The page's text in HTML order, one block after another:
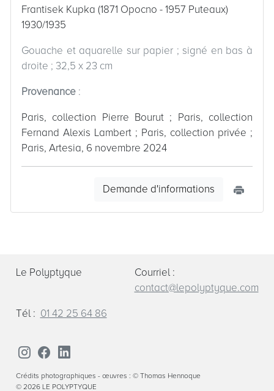
Frantisek Kupka (1871 Opocno - 1957 Puteaux)
1930/1935
Gouache et aquarelle sur papier ; signé en bas à
droite ; 32,5 x 23 cm
Provenance :
Paris, collection Pierre Bourut ; Paris, collection
Fernand Alexis Lambert ; Paris, collection privée ;
Paris, Artesia, 6 novembre 2024
Demande d'informations
Le Polyptyque
Courriel :
contact@lepolyptyque.com
Tél : 01 42 25 64 86
Crédits photographiques - œuvres : © Thomas Hennoque
© 2026 LE POLYPTYQUE